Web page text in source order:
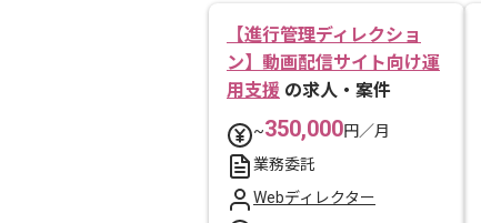
【進行管理ディレクショ
ン】動画配信サイト向け運
用支援 の求人・案件
~350,000円／月
業務委託
Webディレクター